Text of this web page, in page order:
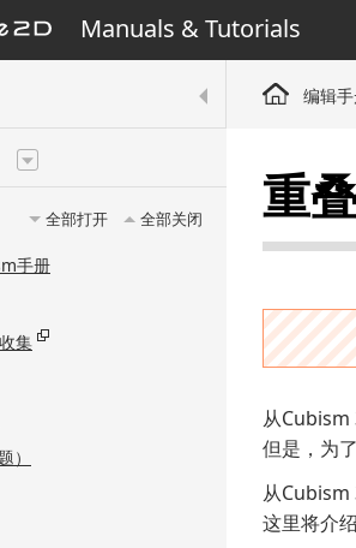
Manuals & Tutorials
全部打开 全部关闭
手册
集
）
编辑
重
从Cubism
但是，为
从Cubism
这里将介